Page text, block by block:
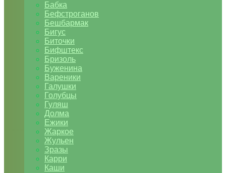
Бабка
Бефстроганов
Бешбармак
Бигус
Биточки
Бифштекс
Бризоль
Буженина
Вареники
Галушки
Голубцы
Гуляш
Долма
Ежики
Жаркое
Жульен
Зразы
Карри
Каши